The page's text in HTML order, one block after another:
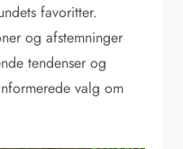
favoritter.
og afstemninger
tendenser og
valg om